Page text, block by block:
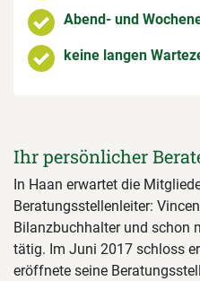
Abend- und
keine langen
Ihr persönlicher
In Haan erwartet die
Beratungsstellenleiter:
Bilanzbuchhalter und schon
tätig. Im Juni 2017 schloss
eröffnete seine